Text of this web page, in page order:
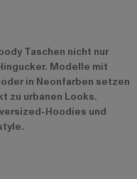
Taschen nicht nur
Modelle mit
in Neonfarben setzen
zu urbanen Looks.
Hoodies und